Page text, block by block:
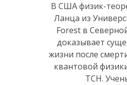
В США физик-
Ланца из
Forest в
доказывает
жизни после
квантовой
ТСН.